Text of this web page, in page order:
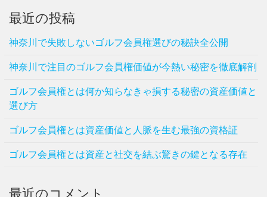
最近の投稿
神奈川で失敗しないゴルフ会員権選びの秘訣全公開
神奈川で注目のゴルフ会員権価値が今熱い秘密を徹底解剖
ゴルフ会員権とは何か知らなきゃ損する秘密の資産価値と
選び方
ゴルフ会員権とは資産価値と人脈を生む最強の資格証
ゴルフ会員権とは資産と社交を結ぶ驚きの鍵となる存在
最近のコメント